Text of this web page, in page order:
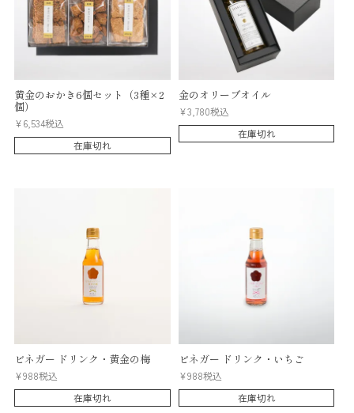
黄金のおかき6個セット（3種×2
個）
¥6,534税込
在庫切れ
金のオリーブオイル
¥3,780税込
在庫切れ
ビネガー ドリンク・黄金の梅
¥988税込
在庫切れ
ビネガー ドリンク・いちご
¥988税込
在庫切れ